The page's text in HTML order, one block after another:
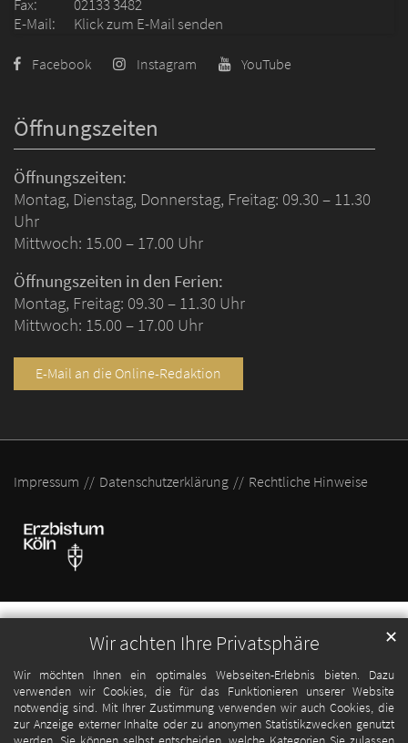
Wir achten Ihre Privatsphäre
Wir möchten Ihnen ein optimales Webseiten-Erlebnis bieten. Dazu
verwenden wir Cookies, die für das Funktionieren unserer Website
notwendig sind. Mit Ihrer Zustimmung verwenden wir auch Cookies, die
zur Anzeige externer Inhalte oder zu anonymen Statistikzwecken genutzt
✕
Öffnungszeiten
Öffnungszeiten:
Montag, Dienstag, Donnerstag, Freitag: 09.30 – 11.30
Uhr
Mittwoch: 15.00 – 17.00 Uhr
Öffnungszeiten in den Ferien:
Montag, Freitag: 09.30 – 11.30 Uhr
Mittwoch: 15.00 – 17.00 Uhr
E-Mail an die Online-Redaktion
Fax:
02133 3482
E-Mail:
Klick zum E-Mail senden
Facebook Instagram YouTube
Impressum Datenschutzerklärung Rechtliche Hinweise